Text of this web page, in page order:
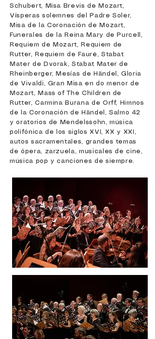
Schubert, Misa Brevis de Mozart,
Vísperas solemnes del Padre Soler,
Misa de la Coronación de Mozart,
Funerales de la Reina Mary de Purcell,
Requiem de Mozart, Requiem de
Rutter, Requiem de Fauré, Stabat
Mater de Dvorak, Stabat Mater de
Rheinberger, Mesías de Händel, Gloria
de Vivaldi, Gran Misa en do menor de
Mozart, Mass of The Children de
Rutter, Carmina Burana de Orff, Himnos
de la Coronación de Händel, Salmo 42
y oratorios de Mendelssohn, música
polifónica de los siglos XVI, XX y XXI,
autos sacramentales, grandes temas
de ópera, zarzuela, musicales de cine,
música pop y canciones de siempre.